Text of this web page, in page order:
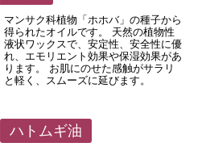
マンサク科植物「ホホバ」の種子から
得られたオイルです。 天然の植物性
液状ワックスで、安定性、安全性に優
れ、エモリエント効果や保湿効果があ
ります。 お肌にのせた感触がサラリ
と軽く、スムーズに延びます。
ハトムギ油